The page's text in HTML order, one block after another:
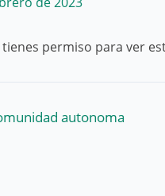
permiso para ver
autonoma